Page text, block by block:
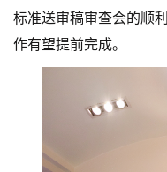
标准送审稿审查会的顺
作有望提前完成。